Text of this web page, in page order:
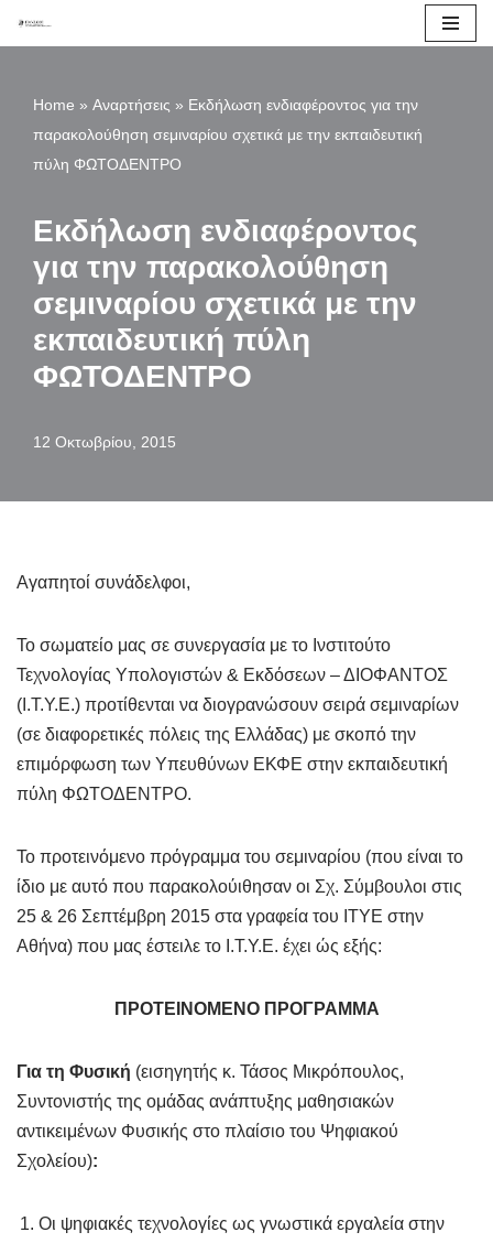
Home » Αναρτήσεις » Εκδήλωση ενδιαφέροντος για την
παρακολούθηση σεμιναρίου σχετικά με την εκπαιδευτική
πύλη ΦΩΤΟΔΕΝΤΡΟ
Εκδήλωση ενδιαφέροντος
για την παρακολούθηση
σεμιναρίου σχετικά με την
εκπαιδευτική πύλη
ΦΩΤΟΔΕΝΤΡΟ
12 Οκτωβρίου, 2015
Αγαπητοί συνάδελφοι,
Το σωματείο μας σε συνεργασία με το Ινστιτούτο
Τεχνολογίας Υπολογιστών & Εκδόσεων – ΔΙΟΦΑΝΤΟΣ
(I.T.Y.E.) προτίθενται να διογρανώσουν σειρά σεμιναρίων
(σε διαφορετικές πόλεις της Ελλάδας) με σκοπό την
επιμόρφωση των Υπευθύνων ΕΚΦΕ στην εκπαιδευτική
πύλη ΦΩΤΟΔΕΝΤΡΟ.
Το προτεινόμενο πρόγραμμα του σεμιναρίου (που είναι το
ίδιο με αυτό που παρακολούιθησαν οι Σχ. Σύμβουλοι στις
25 & 26 Σεπτέμβρη 2015 στα γραφεία του ΙΤΥΕ στην
Αθήνα) που μας έστειλε το I.T.Y.E. έχει ώς εξής:
ΠΡΟΤΕΙΝΟΜΕΝΟ ΠΡΟΓΡΑΜΜΑ
Για τη Φυσική (εισηγητής κ. Τάσος Μικρόπουλος,
Συντονιστής της ομάδας ανάπτυξης μαθησιακών
αντικειμένων Φυσικής στο πλαίσιο του Ψηφιακού
Σχολείου):
Οι ψηφιακές τεχνολογίες ως γνωστικά εργαλεία στην